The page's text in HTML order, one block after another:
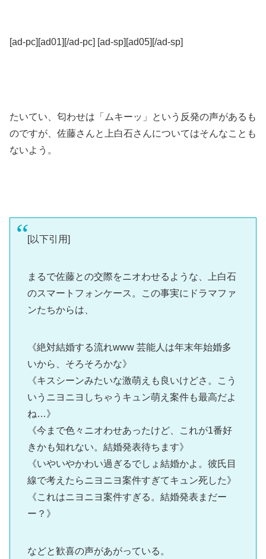
[ad-pc][ad01][/ad-pc] [ad-sp][ad05][/ad-sp]
たいてい、匂わせは「ムキーッ」という反発の声があるも
のですが、佐藤さんと上白石さんについてはそんなことも
ないよう。
[以下引用]
まるで佐藤との交際をニオわせるような、上白石
のスマートフォンケース。この事実にドラマファ
ンたちからは、
《絶対結婚する流れwww 芸能人は年末年始婚多
いから、そろそろかな》
《キスシーンみたいな激萌えも良いけどさ。こう
いうニヨニヨしちゃうキュン萌え案件も最高だよ
ね…》
《今まで色々ニオわせあったけど、これが1番好
きかも知れない。結婚発表待ちます》
《いやいやかわい過ぎるでしょ結婚かよ。彼氏目
線で考えたらニヨニヨ案件すぎてキュン死した》
《これはニヨニヨ案件すぎる。結婚発表まだー
ー？》
などと歓喜の声があがっている。